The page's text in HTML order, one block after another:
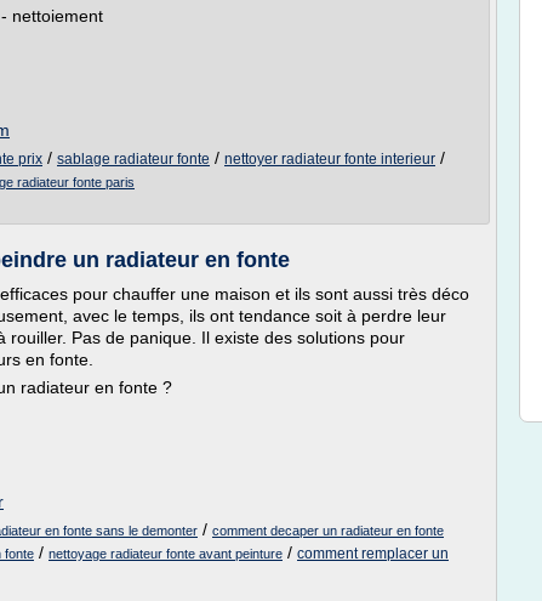
nettoiement
prix / sablage radiateur fonte / nettoyer radiateur fonte interieur /
radiateur fonte paris
un radiateur en fonte
pour chauffer une maison et ils sont aussi très déco
avec le temps, ils ont tendance soit à perdre leur
rouiller. Pas de panique. Il existe des solutions pour
en fonte.
radiateur en fonte ?
en fonte sans le demonter / comment decaper un radiateur en fonte
fonte / nettoyage radiateur fonte avant peinture / comment remplacer un